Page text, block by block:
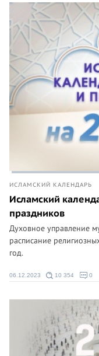
ИСЛАМСКИЙ КАЛЕНДАРЬ
Исламский
праздников
Духовное управление
расписание
год.
06.12.2023 10 354 0